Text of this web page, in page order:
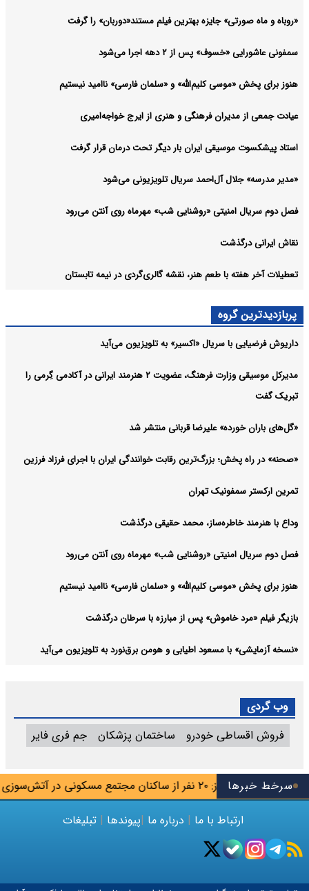
سرخط خبرها
اهواز: ۲۰ نفر از ساکنان مجتمع مسکونی در آتش‌سوزی نجات یافتند
«روباه و ماه صورتی» جایزه بهترین فیلم مستند«دوربان» را گرفت
سمفونی عاشورایی «خسوف» پس از ۲ دهه اجرا می‌شود
هنوز برای پخش «موسی کلیم‌الله» و «سلمان فارسی» ناامید نیستیم
عیادت جمعی از مدیران فرهنگی و هنری از ایرج خواجه‌امیری
استاد پیشکسوت موسیقی ایران بار دیگر تحت درمان قرار گرفت
«مدیر مدرسه» جلال آل‌احمد سریال تلویزیونی می‌شود
فصل دوم سریال امنیتی «روشنایی شب» مهرماه روی آنتن می‌رود
نقاش ایرانی درگذشت
تعطیلات آخر هفته با طعم هنر، نقشه گالری‌گردی در نیمه تابستان
پربازدیدترین گروه
داریوش فرضیایی با سریال «اکسیر» به تلویزیون می‌آید
مدیرکل موسیقی وزارت فرهنگ، عضویت ۲ هنرمند ایرانی در آکادمی گِرمی را
تبریک گفت
«گل‌های باران خورده» علیرضا قربانی منتشر شد
«صحنه» در راه پخش؛ بزرگ‌ترین رقابت خوانندگی ایران با اجرای فرزاد فرزین
تمرین ارکستر سمفونیک تهران
وداع با هنرمند خاطره‌ساز، محمد حقیقی درگذشت
فصل دوم سریال امنیتی «روشنایی شب» مهرماه روی آنتن می‌رود
هنوز برای پخش «موسی کلیم‌الله» و «سلمان فارسی» ناامید نیستیم
بازیگر فیلم «مرد خاموش» پس از مبارزه با سرطان درگذشت
«نسخه آزمایشی» با مسعود اطیابی و هومن برق‌نورد به تلویزیون می‌آید
وب گردی
فروش اقساطی خودرو
ساختمان پزشکان جم فری فایر
ارتباط با ما | درباره ما |پیوندها | تبلیغات